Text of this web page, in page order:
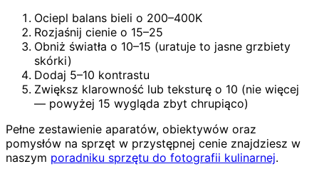
Ociepl balans bieli o 200–400K
Rozjaśnij cienie o 15–25
Obniż światła o 10–15 (uratuje to jasne grzbiety
skórki)
Dodaj 5–10 kontrastu
Zwiększ klarowność lub teksturę o 10 (nie więcej
— powyżej 15 wygląda zbyt chrupiąco)
Pełne zestawienie aparatów, obiektywów oraz
pomysłów na sprzęt w przystępnej cenie znajdziesz w
naszym poradniku sprzętu do fotografii kulinarnej.